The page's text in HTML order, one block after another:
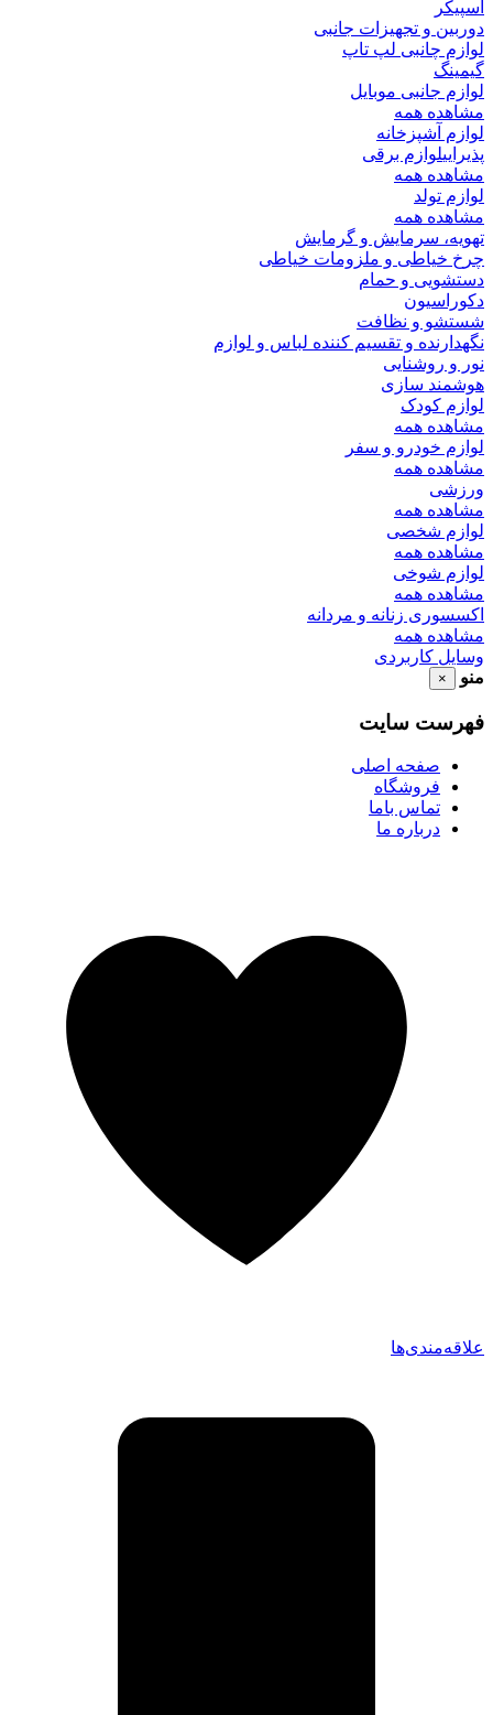
اسپیکر
دوربین و تجهیزات جانبی
لوازم چانبی لپ تاپ
گیمینگ
لوازم جانبی موبایل
مشاهده همه
لوازم آشپزخانه
پذیراییلوازم برقی
مشاهده همه
لوازم تولد
مشاهده همه
تهویه، سرمایش و گرمایش
چرخ خیاطی و ملزومات خیاطی
دستشویی و حمام
دکوراسیون
شستشو و نظافت
نگهدارنده و تقسیم کننده لباس و لوازم
نور و روشنایی
هوشمند سازی
لوازم کودک
مشاهده همه
لوازم خودرو و سفر
مشاهده همه
ورزشی
مشاهده همه
لوازم شخصی
مشاهده همه
لوازم شوخی
مشاهده همه
اکسسوری زنانه و مردانه
مشاهده همه
وسایل کاربردی
منو
×
فهرست سایت
صفحه اصلی
فروشگاه
تماس باما
درباره ما
علاقه‌مندی‌ها